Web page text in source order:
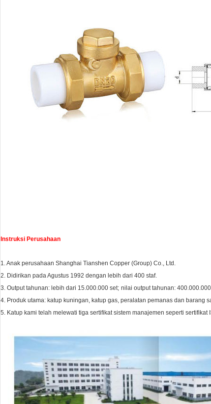
Instruksi Perusahaan
1. Anak perusahaan Shanghai Tianshen Copper (Group) Co., Ltd.
2. Didirikan pada Agustus 1992 dengan lebih dari 400 staf.
3. Output tahunan: lebih dari 15.000.000 set; nilai output tahunan:
4. Produk utama: katup kuningan, katup gas, peralatan pemanas dan barang
5. Katup kami telah melewati tiga sertifikat sistem manajemen seperti sertifikat